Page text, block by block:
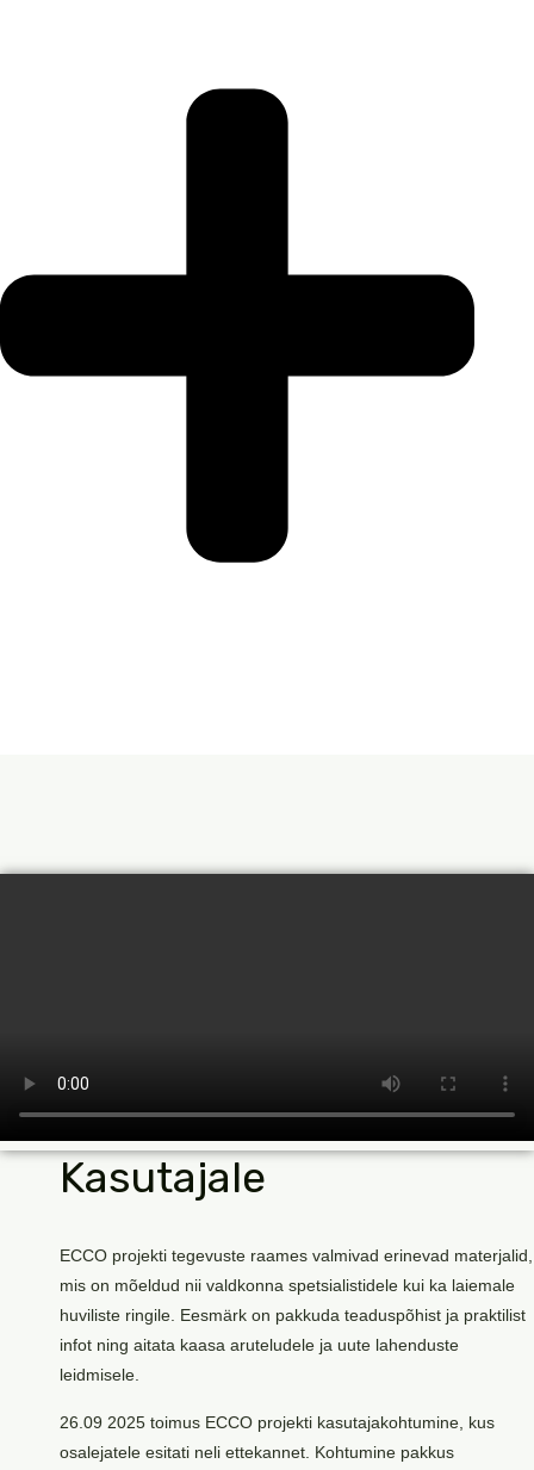
Kasutajale
ECCO projekti tegevuste raames valmivad erinevad materjalid,
mis on mõeldud nii valdkonna spetsialistidele kui ka laiemale
huviliste ringile. Eesmärk on pakkuda teaduspõhist ja praktilist
infot ning aitata kaasa aruteludele ja uute lahenduste
leidmisele.
26.09 2025 toimus ECCO projekti kasutajakohtumine, kus
osalejatele esitati neli ettekannet. Kohtumine pakkus